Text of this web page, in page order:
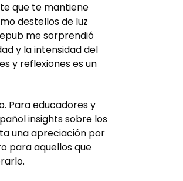
que te mantiene
destellos de luz
me sorprendió
y la intensidad del
y reflexiones es un
Para educadores y
insights sobre los
una apreciación por
para aquellos que